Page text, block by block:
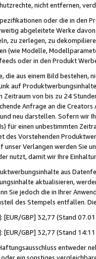
nicht entfernen,
oder die in
abgeleitete Werke
zu zerlegen, zu
(wie Modelle,
oder in den Produkt
die aus einem Bild bestehen,
auf
von bis zu 24
Anfrage an die
neu darstellen. Sofern wir
für einen unbestimmten
des Vorstehenden
unser Verlangen werden Sie
nutzt, damit wir Ihre
aus
aktualisieren,
Sie jedoch die in Ihrer
des Stempels entfallen.
[EUR/GBP] 32,77 (Stand
[EUR/GBP] 32,77 (Stand
entweder
ein sonstiges